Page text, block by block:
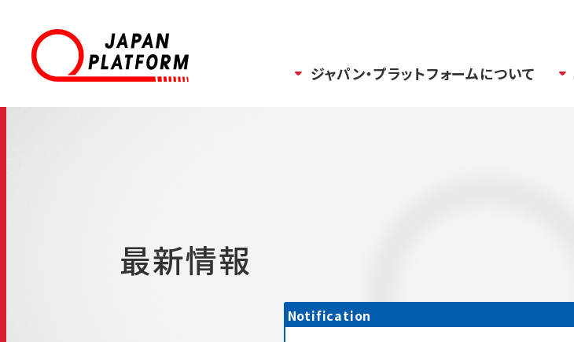
ジャパン・プラットフォームについて
最新情報
Notification